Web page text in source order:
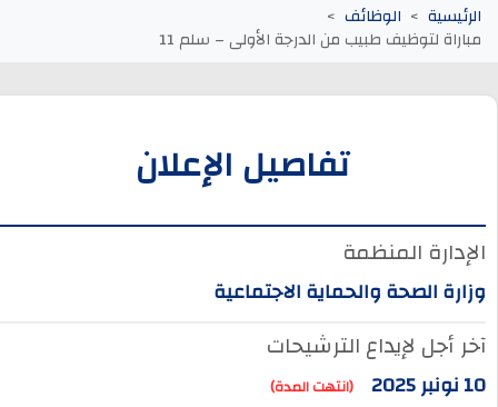
الرئيسية الوظائف
مباراة لتوظيف طبيب من الدرجة الأولى – سلم 11
تفاصيل الإعلان
الإدارة المنظمة
وزارة الصحة والحماية الاجتماعية
آخر أجل لإيداع الترشيحات
10 نونبر 2025 (انتهت المدة)